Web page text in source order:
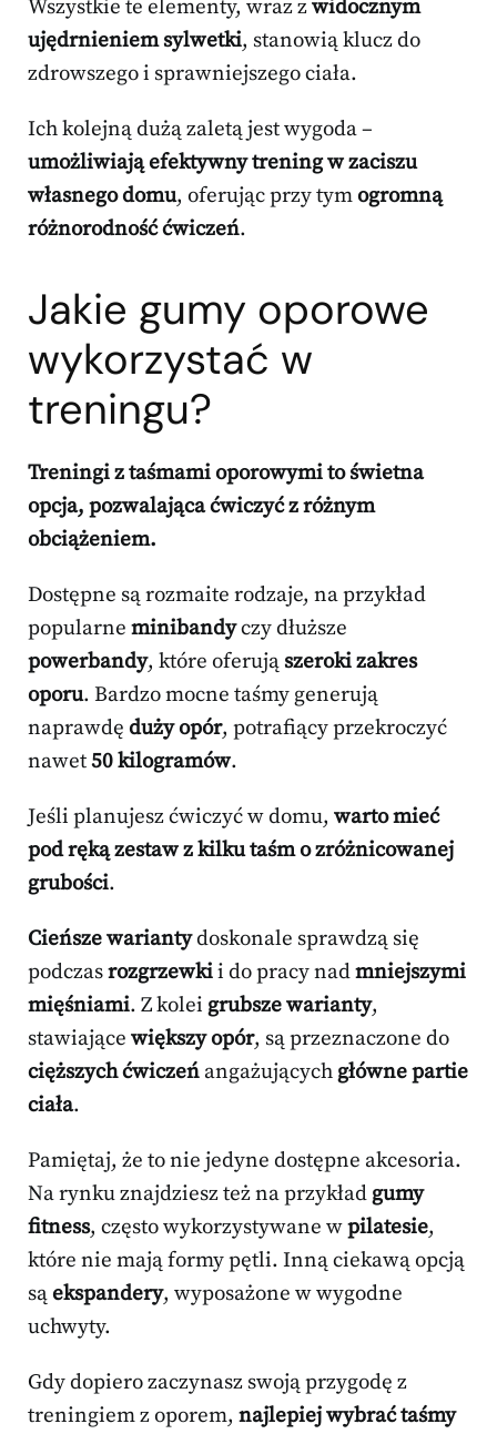
Wszystkie te elementy, wraz zwidocznym
ujędrnieniem sylwetki, stanowią klucz do
zdrowszego i sprawniejszego ciała.
Ich kolejną dużą zaletą jest wygoda –
umożliwiają efektywny trening w zaciszu
własnego domu, oferując przy tymogromną
różnorodność ćwiczeń.
Jakie gumy oporowe
wykorzystać w
treningu?
Treningi z taśmami oporowymi to świetna
opcja, pozwalająca ćwiczyć z różnym
obciążeniem.
Dostępne są rozmaite rodzaje, na przykład
popularne minibandyczy dłuższe
powerbandy, które oferują szeroki zakres
oporu. Bardzo mocne taśmy generują
naprawdę duży opór, potrafiący przekroczyć
nawet50 kilogramów.
Jeśli planujesz ćwiczyć w domu, warto mieć
pod ręką zestaw z kilku taśm o zróżnicowanej
grubości.
Cieńsze wariantydoskonale sprawdzą się
podczasrozgrzewkii do pracy nadmniejszymi
mięśniami. Z kolei grubsze warianty,
stawiające większy opór, są przeznaczone do
cięższych ćwiczeń angażujących główne partie
ciała.
Pamiętaj, że to nie jedyne dostępne akcesoria.
Na rynku znajdziesz też na przykład gumy
fitness, często wykorzystywane wpilatesie,
które nie mają formy pętli. Inną ciekawą opcją
sąekspandery, wyposażone w wygodne
uchwyty.
Gdy dopiero zaczynasz swoją przygodę z
treningiem z oporem, najlepiej wybrać taśmy